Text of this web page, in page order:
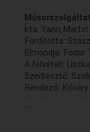
Írta: Yann Martel
Fordította:
Elmondja: Fodor
A felvételt
Szerkesztő:
Rendező:
(Első adás:
...